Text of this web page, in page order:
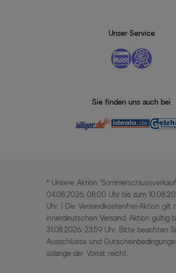
Unser Service
Sie finden uns auch bei
* Unsere Aktion
04.08.2026, 08:00 Uhr bis zum
Uhr. | Die Versandkostenfrei-Aktion gilt
innerdeutschen Versand. Aktion gültig
31.08.2026, 23:59 Uhr. Bitte beachten
Ausschlüsse und
solange der Vorrat reicht.